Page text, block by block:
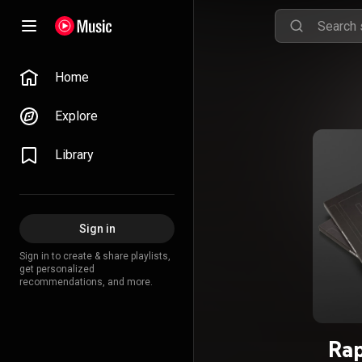
Home
Explore
Library
Sign in
Sign in to create & share playlists,
get personalized
recommendations, and more.